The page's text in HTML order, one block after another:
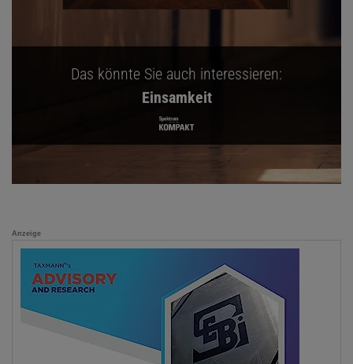
Das könnte Sie auch interessieren:
Einsamkeit
Anzeige